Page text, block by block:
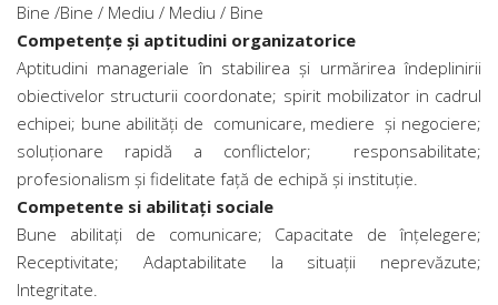
Bine /Bine / Mediu / Mediu / Bine
Competenţe şi aptitudini organizatorice
Aptitudini manageriale în stabilirea şi urmărirea îndeplinirii
obiectivelor structurii coordonate; spirit mobilizator in cadrul
echipei; bune abilităţi de comunicare, mediere şi negociere;
soluţionare rapidă a conflictelor; responsabilitate;
profesionalism şi fidelitate faţă de echipă şi instituţie.
Competente si abilitaţi sociale
Bune abilitaţi de comunicare; Capacitate de înţelegere;
Receptivitate; Adaptabilitate la situaţii neprevăzute;
Integritate.